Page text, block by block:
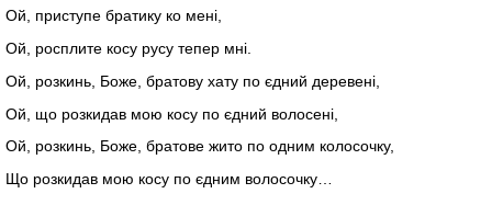
Ой, приступе братику ко мені,
Ой, росплите косу русу тепер мні.
Ой, розкинь, Боже, братову хату по єдний деревені,
Ой, що розкидав мою косу по єдний волосені,
Ой, розкинь, Боже, братове жито по одним колосочку,
Що розкидав мою косу по єдним волосочку…